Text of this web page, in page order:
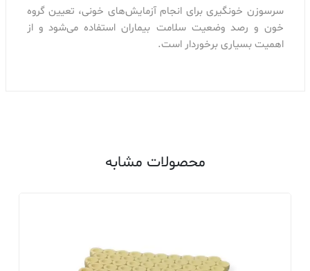
سرسوزن خونگیری برای انجام آزمایش‌های خونی، تعیین گروه
خون و رصد وضعیت سلامت بیماران استفاده می‌شود و از
اهمیت بسیاری برخوردار است.
محصولات مشابه